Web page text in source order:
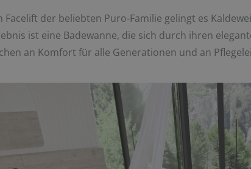
Facelift der beliebten Puro-Familie gelingt es
ist eine Badewanne, die sich durch ihren
an Komfort für alle Generationen und an